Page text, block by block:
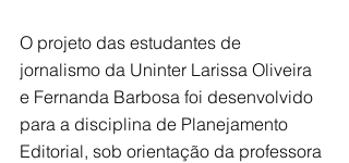
O projeto das estudantes de
jornalismo da Uninter Larissa Oliveira
e Fernanda Barbosa foi desenvolvido
para a disciplina de Planejamento
Editorial, sob orientação da professora